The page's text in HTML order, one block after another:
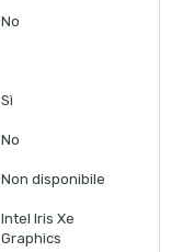
No
Sì
No
Non disponibile
Intel Iris Xe
Graphics